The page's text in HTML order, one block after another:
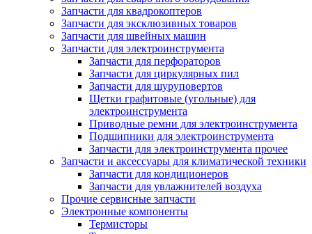
Запчасти для квадрокоптеров
Запчасти для эксклюзивных товаров
Запчасти для швейных машин
Запчасти для электроинструмента
Запчасти для перфораторов
Запчасти для циркулярных пил
Запчасти для шуруповертов
Щетки графитовые (угольные) для
электроинструмента
Приводные ремни для электроинструмента
Подшипники для электроинструмента
Запчасти для электроинструмента прочее
Запчасти и аксессуары для климатической техники
Запчасти для кондиционеров
Запчасти для увлажнителей воздуха
Прочие сервисные запчасти
Электронные компоненты
Термисторы